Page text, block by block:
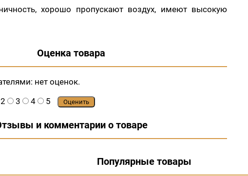
хорошо пропускают воздух, имеют высокую
Оценка товара
нет оценок.
2 3 4 5 Оценить
и комментарии о товаре
Популярные товары